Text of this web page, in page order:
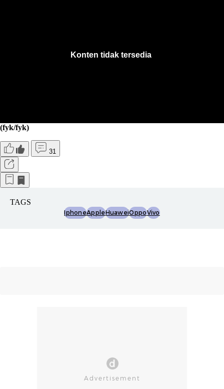
(fyk/fyk)
31
TAGS
IphoneAppleHuaweiOppoVivo